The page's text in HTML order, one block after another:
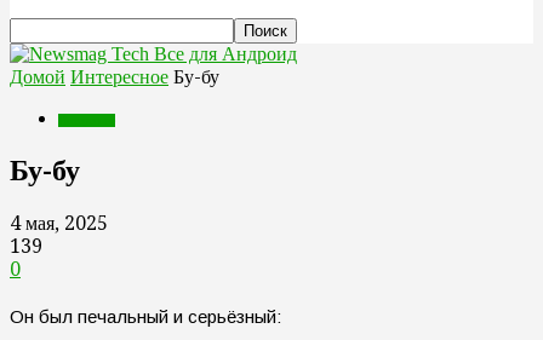
Все для Андроид
Домой Интересное Бу-бу
Бу-бу
4 мая, 2025
139
0
Он был печальный и серьёзный: